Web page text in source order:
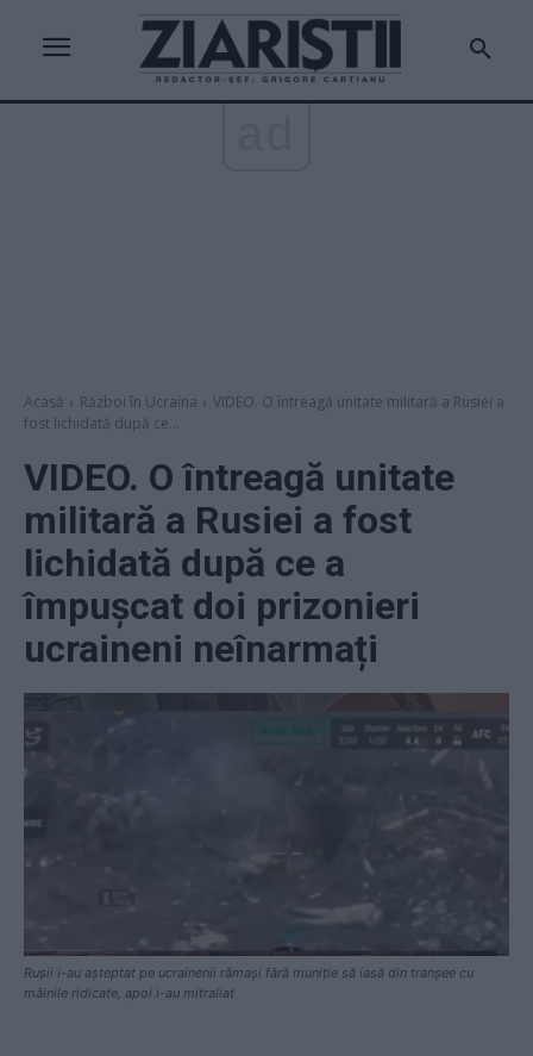
Acasă Război în Ucraina
VIDEO. O întreagă unitate militară a Rusiei a
fost lichidată după ce...
VIDEO. O întreagă unitate
militară a Rusiei a fost
lichidată după ce a
împușcat doi prizonieri
ucraineni neînarmați
Rușii i-au așteptat pe ucrainenii rămași fără muniție să iasă din tranșee cu
mâinile ridicate, apoi i-au mitraliat